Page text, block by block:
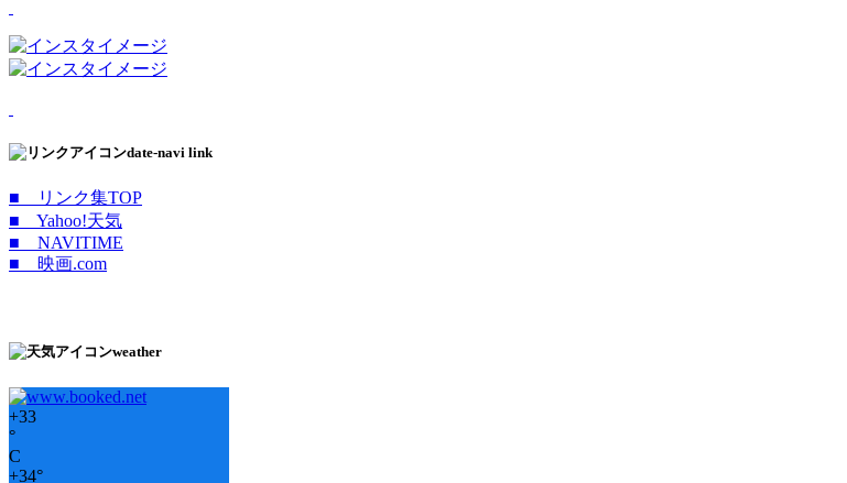
date-navi link
■ リンク集TOP
■ Yahoo!天気
■ NAVITIME
■ 映画.com
weather
+33
°
C
+34°